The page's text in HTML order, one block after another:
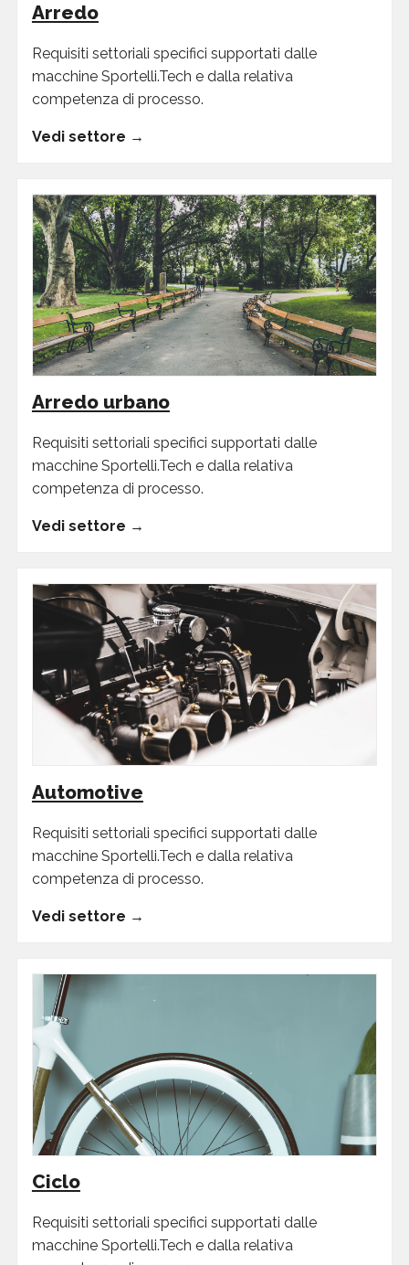
Arredo
Requisiti settoriali specifici supportati dalle
macchine Sportelli.Tech e dalla relativa
competenza di processo.
Vedi settore →
Arredo urbano
Requisiti settoriali specifici supportati dalle
macchine Sportelli.Tech e dalla relativa
competenza di processo.
Vedi settore →
Automotive
Requisiti settoriali specifici supportati dalle
macchine Sportelli.Tech e dalla relativa
competenza di processo.
Vedi settore →
Ciclo
Requisiti settoriali specifici supportati dalle
macchine Sportelli.Tech e dalla relativa